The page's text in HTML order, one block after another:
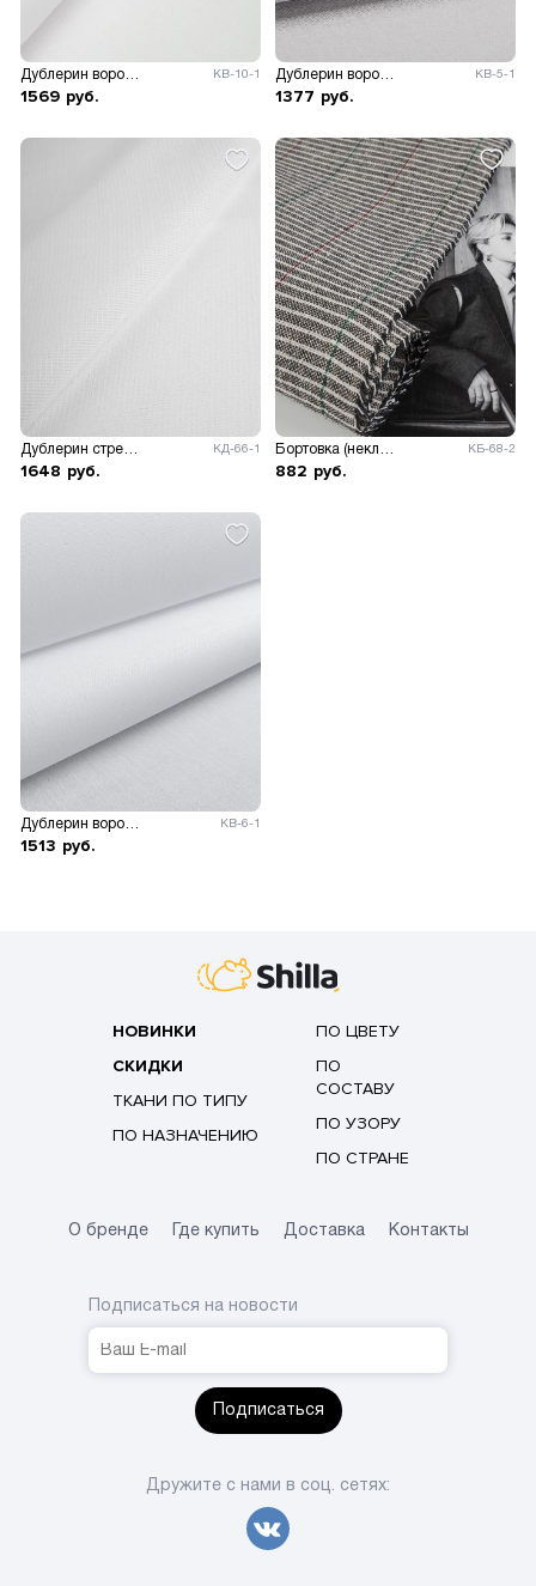
КВ-10-1
1569 руб.
КВ-5-1
1377 руб.
КД-66-1
1648 руб.
КБ-68-2
882 руб.
КВ-6-1
1513 руб.
НОВИНКИ
СКИДКИ
ТКАНИ ПО ТИПУ
ПО НАЗНАЧЕНИЮ
ПО ЦВЕТУ
ПО
СОСТАВУ
ПО УЗОРУ
ПО СТРАНЕ
О бренде Где купить Доставка Контакты
Подписаться на новости
Подписаться
Дружите с нами в соц. сетях: